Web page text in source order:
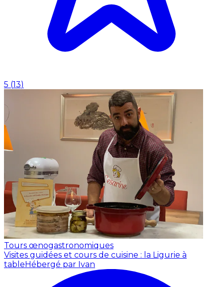
5 (13)
Tours œnogastronomiques
Visites guidées et cours de cuisine : la Ligurie à
table Hébergé par Ivan